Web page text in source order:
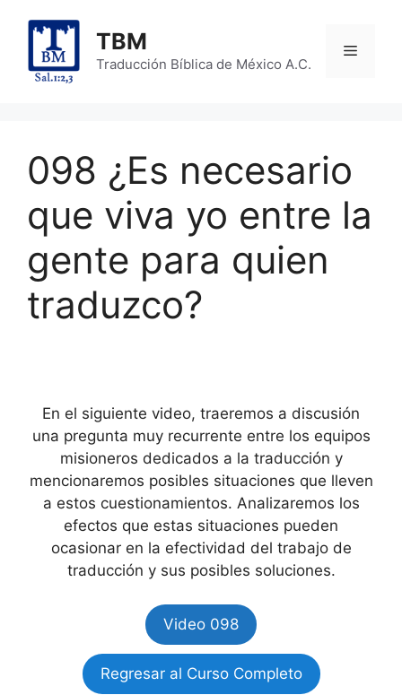
content
TBM
Traducción Bíblica de México A.C.
Menu
098 ¿Es necesario
que viva yo entre la
gente para quien
traduzco?
En el siguiente video, traeremos a discusión
una pregunta muy recurrente entre los equipos
misioneros dedicados a la traducción y
mencionaremos posibles situaciones que lleven
a estos cuestionamientos. Analizaremos los
efectos que estas situaciones pueden
ocasionar en la efectividad del trabajo de
traducción y sus posibles soluciones.
Video 098
Regresar al Curso Completo